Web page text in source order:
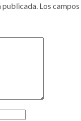
publicada. Los campos